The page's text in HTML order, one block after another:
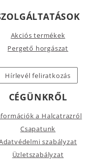
Akciós termékek
Pergető horgászat
Hírlevél feliratkozás
CÉGÜNKRŐL
a Halcatrazról
Csapatunk
szabályzat
Üzletszabályzat